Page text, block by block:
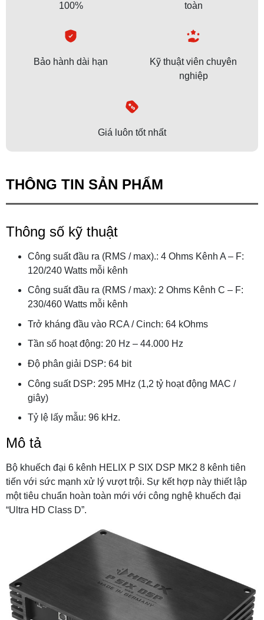
100%
toàn
Bảo hành dài hạn
Kỹ thuật viên chuyên
nghiệp
Giá luôn tốt nhất
THÔNG TIN SẢN PHẨM
Thông số kỹ thuật
Công suất đầu ra (RMS / max).: 4 Ohms Kênh A – F:
120/240 Watts mỗi kênh
Công suất đầu ra (RMS / max): 2 Ohms Kênh C – F:
230/460 Watts mỗi kênh
Trở kháng đầu vào RCA / Cinch: 64 kOhms
Tần số hoạt động: 20 Hz – 44.000 Hz
Độ phân giải DSP: 64 bit
Công suất DSP: 295 MHz (1,2 tỷ hoạt động MAC /
giây)
Tỷ lệ lấy mẫu: 96 kHz.
Mô tả
Bộ khuếch đại 6 kênh HELIX P SIX DSP MK2 8 kênh tiên
tiến với sức mạnh xử lý vượt trội. Sự kết hợp này thiết lập
một tiêu chuẩn hoàn toàn mới với công nghệ khuếch đại
“Ultra HD Class D”.